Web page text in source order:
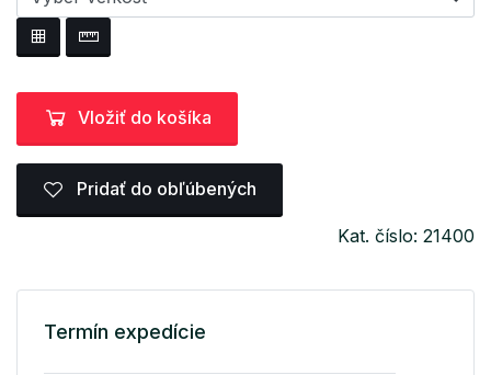
Vložiť do košíka
Pridať do obľúbených
Kat. číslo: 21400
Termín expedície